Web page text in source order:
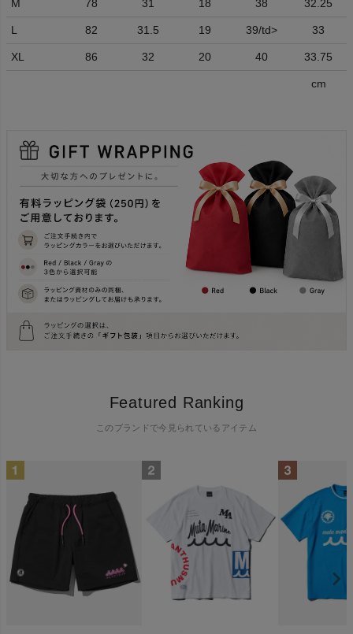
M 78 31 18 38 32.25
L 82 31.5 19 39/td> 33
XL 86 32 20 40 33.75
cm
Featured Ranking
このブランドで今見られているアイテム